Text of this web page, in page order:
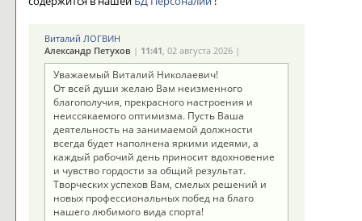
Виталий ЛОГВИН
Александр Петухов| 11:41, 02 августа 2026 |
Уважаемый Виталий Николаевич!
От всей души желаю Вам неизменного
благополучия, прекрасного настроения и
неиссякаемого оптимизма. Пусть Ваша
деятельность на занимаемой должности
всегда будет наполнена яркими идеями, а
каждый рабочий день приносит вдохновение
и чувство гордости за общий результат.
Творческих успехов Вам, смелых решений и
новых профессиональных побед на благо
нашего любимого вида спорта!